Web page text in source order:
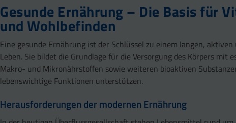
Gesunde Ernährung – Die Basis für
und Wohlbefinden
Eine gesunde Ernährung ist der Schlüssel zu einem langen, aktiven
Leben. Sie bildet die Grundlage für die Versorgung des Körpers mit
Makro- und Mikronährstoffen sowie weiteren bioaktiven
lebenswichtige Funktionen unterstützen.
Herausforderungen der modernen Ernährung